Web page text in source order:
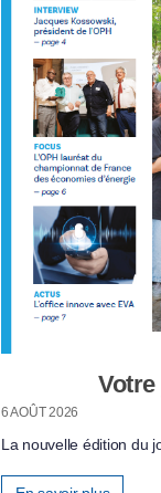
6 AOÛT 2026
La nouvelle édition du